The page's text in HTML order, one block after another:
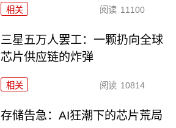
相关 阅读 11100
三星五万人罢工：一颗扔向全球
芯片供应链的炸弹
相关 阅读 10814
存储告急：AI狂潮下的芯片荒局